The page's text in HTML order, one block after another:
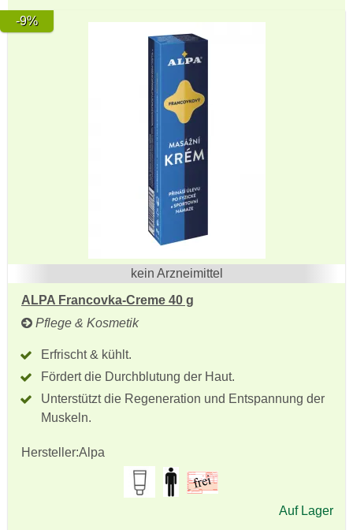
-9%
kein Arzneimittel
ALPA Francovka-Creme 40 g
Pflege & Kosmetik
Erfrischt & kühlt.
Fördert die Durchblutung der Haut.
Unterstützt die Regeneration und Entspannung der
Muskeln.
Hersteller:Alpa
Auf Lager